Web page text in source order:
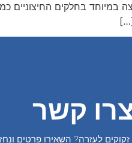
בחלקים החיצוניים
קשר
לעזרה? השאירו פרטים